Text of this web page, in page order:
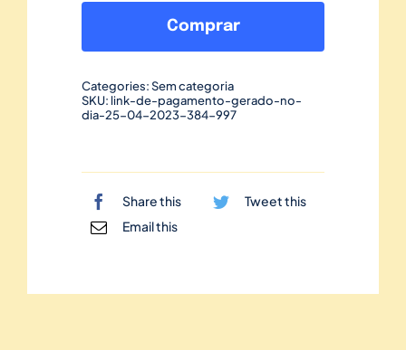
de
no
dia
quantidade
Comprar
Categories:Sem categoria
SKU: link-de-pagamento-gerado-no-
dia-25-04-2023-384-997
Share this
Tweet this
Email this